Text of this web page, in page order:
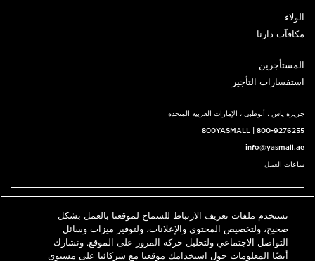
الولاء
مكافآت دارنا
المستأجرين
استفسارات التأجير
جزيرة ياس ، أبوظبي ، الإمارات العربية المتحدة
800YASMALL 800-9276255
info@yasmall.ae
ساعات العمل
English حدد موقعنا اتصل بنا
نستخدم ملفات تعريف الارتباط للسماح لموقعنا بالعمل بشكل
صحيح، ولتخصيص المحتوى والإعلانات، ولتوفير ميزات وسائل
التواصل الاجتماعي ولتحليل حركة المرور على الموقع. ونشارك
أيضًا المعلومات حول استخدامك موقعنا مع شركائنا على مستوى